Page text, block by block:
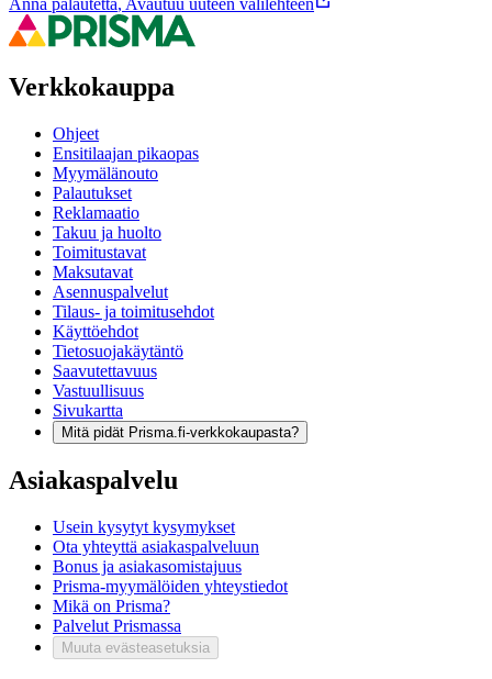
Verkkokauppa
Ohjeet
Ensitilaajan pikaopas
Myymälänouto
Palautukset
Reklamaatio
Takuu ja huolto
Toimitustavat
Maksutavat
Asennuspalvelut
Tilaus- ja toimitusehdot
Käyttöehdot
Tietosuojakäytäntö
Saavutettavuus
Vastuullisuus
Sivukartta
Mitä pidät Prisma.fi-verkkokaupasta?
Asiakaspalvelu
Usein kysytyt kysymykset
Ota yhteyttä asiakaspalveluun
Bonus ja asiakasomistajuus
Prisma-myymälöiden yhteystiedot
Mikä on Prisma?
Palvelut Prismassa
Muuta evästeasetuksia